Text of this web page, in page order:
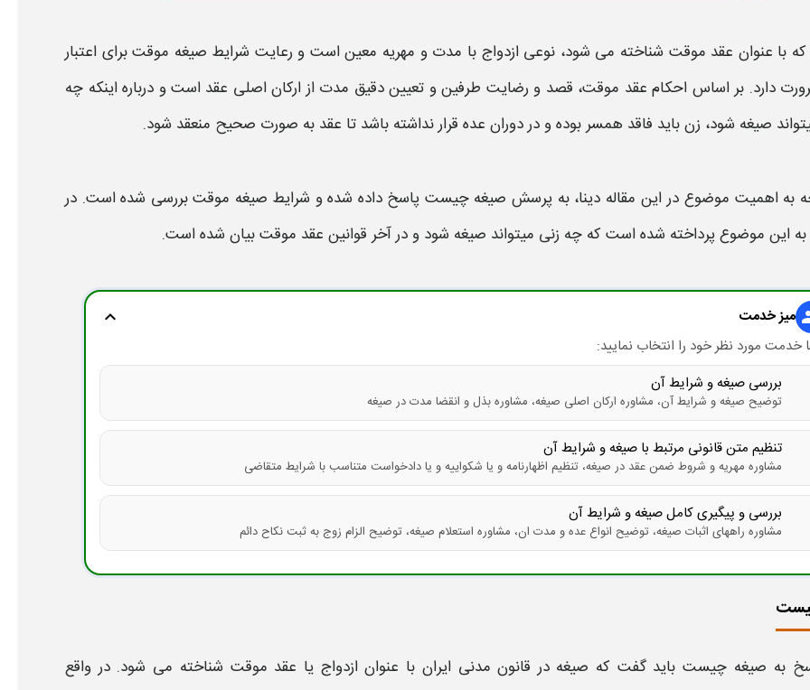
که با عنوان عقد موقت شناخته می شود، نوعی ازدواج با مدت و مهریه معین است و رعایت شرایط صیغه موقتبرای اعتبار
دارد. بر اساس احکام عقد موقت، قصد و رضایت طرفین و تعیین دقیق مدت از ارکان اصلی عقد است و درباره اینکه چه
صیغه شود، زن باید فاقد همسر بوده و در دوران عده قرار نداشته باشد تا عقدبه صورت صحیح منعقد شود.
به اهمیت موضوع در این مقاله دینا، به پرسش صیغه چیست پاسخ داده شده و شرایط صیغه موقتبررسی شده است. در
به این موضوع پرداخته شده است کهچه زنی میتواند صیغه شودو در آخر قوانین عقد موقتبیان شده است.
میز خدمت expand_more
خدمت مورد نظر خود را انتخاب نمایید:
بررسی صیغه و شرایط آن
توضیح صیغه و شرایط آن، مشاوره ارکان اصلی صیغه، مشاوره بذل و انقضا مدت در صیغه
تنظیم متن قانونی مرتبط با صیغه و شرایط آن
مشاوره مهریه و شروط ضمن عقد در صیغه، تنظیم اظهارنامه و یا شکواییه و یا دادخواست متناسب با شرایط متقاضی
بررسی و پیگیری کامل صیغه و شرایط آن
مشاوره راههای اثبات صیغه، توضیح انواع عده و مدت ان، مشاوره استعلام صیغه، توضیح الزام زوج به ثبت نکاح دائم
به صیغه چیست باید گفت که صیغه در قانون مدنی ایران با عنوان ازدواج یا عقد موقت شناخته می شود. در واقع